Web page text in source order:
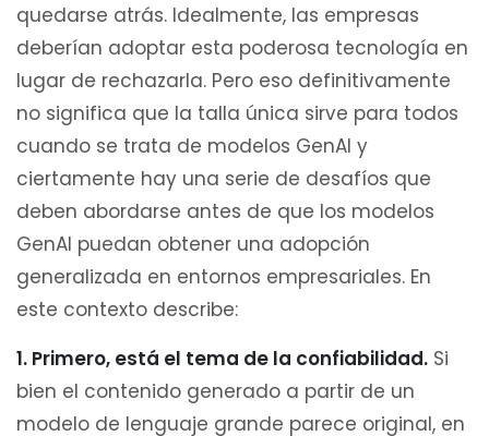
quedarse atrás. Idealmente, las empresas
deberían adoptar esta poderosa tecnología en
lugar de rechazarla. Pero eso definitivamente
no significa que la talla única sirve para todos
cuando se trata de modelos GenAI y
ciertamente hay una serie de desafíos que
deben abordarse antes de que los modelos
GenAI puedan obtener una adopción
generalizada en entornos empresariales. En
este contexto describe:
1. Primero, está el tema de la confiabilidad. Si
bien el contenido generado a partir de un
modelo de lenguaje grande parece original, en